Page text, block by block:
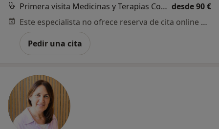
Primera visita Medicinas y Terapias Complementarias desde 90 €
Este especialista no ofrece reserva de cita online en esta dirección.
Pedir una cita